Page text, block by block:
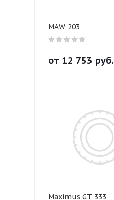
MAW 203
от 12 753 руб.
Maximus GT 333